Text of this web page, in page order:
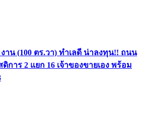
าน (100 ตร.วา) ทำเลดี น่าลงทุน!! ถนน
การ 2 แยก 16 เจ้าของขายเอง พร้อม